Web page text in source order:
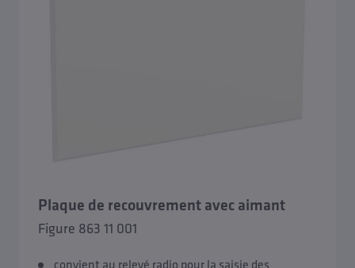
Plaque de recouvrement avec aimant
Figure 863 11 001
convient au relevé radio pour la saisie des